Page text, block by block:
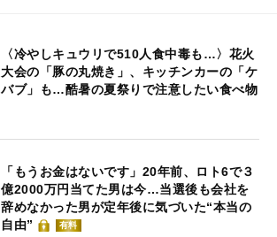
〈冷やしキュウリで510人食中毒も…〉花火
大会の「豚の丸焼き」、キッチンカーの「ケ
バブ」も…酷暑の夏祭りで注意したい食べ物
「もうお金はないです」20年前、ロト6で３
億2000万円当てた男は今…当選後も会社を
辞めなかった男が定年後に気づいた“本当の
自由”
有料